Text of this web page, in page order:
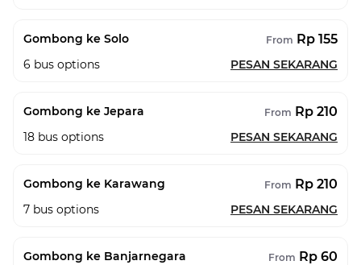
Gombong ke Solo From Rp 155
6 bus options PESAN SEKARANG
Gombong ke Jepara From Rp 210
18 bus options PESAN SEKARANG
Gombong ke Karawang From Rp 210
7 bus options PESAN SEKARANG
Gombong ke Banjarnegara From Rp 60